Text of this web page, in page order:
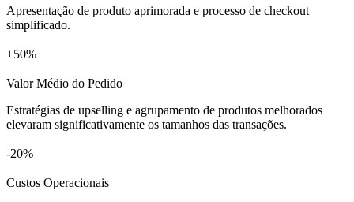
Apresentação de produto aprimorada e processo de checkout
simplificado.
+ %
Valor Médio do Pedido
Estratégias de upselling e agrupamento de produtos melhorados
elevaram significativamente os tamanhos das transações.
%
Custos Operacionais